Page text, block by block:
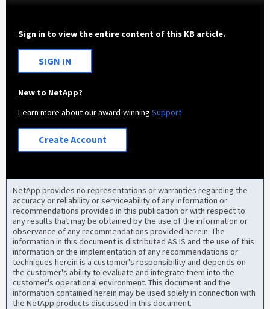
Sign in to view the entire content of this KB article.
SIGN IN
New to NetApp?
Learn more about our award-winningSupport
Create Account
NetApp provides no representations or warranties regarding the
accuracy or reliability or serviceability of any information or
recommendations provided in this publication or with respect to
any results that may be obtained by the use of the information or
observance of any recommendations provided herein. The
information in this document is distributed AS IS and the use of this
information or the implementation of any recommendations or
techniques herein is a customer's responsibility and depends on
the customer's ability to evaluate and integrate them into the
customer's operational environment. This document and the
information contained herein may be used solely in connection with
the NetApp products discussed in this document.